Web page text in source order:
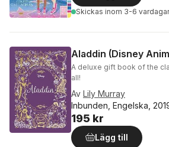
Skickas inom 3-6 vardagar
Aladdin (Disney
A deluxe gift book of the
all!
Av Lily Murray
Inbunden, Engelska,
195 kr
Lägg till